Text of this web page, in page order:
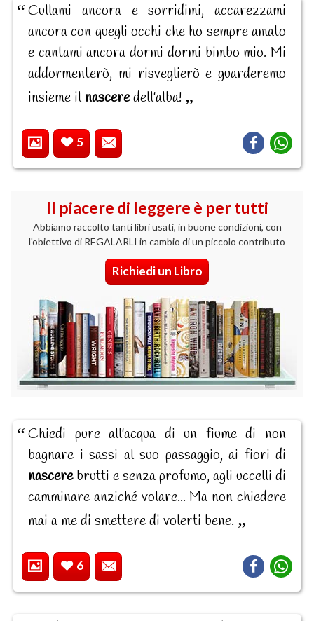
Cullami ancora e sorridimi, accarezzami
ancora con quegli occhi che ho sempre amato
e cantami ancora dormi dormi bimbo mio. Mi
addormenterò, mi risveglierò e guarderemo
insieme il nasceredell'alba!
5
Il piacere di leggere è per tutti
Abbiamo raccolto tanti libri usati, in buone condizioni, con
l'obiettivo di REGALARLI in cambio di un piccolo contributo
Richiedi un Libro
Chiedi pure all'acqua di un fiume di non
bagnare i sassi al suo passaggio, ai fiori di
nascerebrutti e senza profumo, agli uccelli di
camminare anziché volare... Ma non chiedere
mai a me di smettere di volerti bene.
6